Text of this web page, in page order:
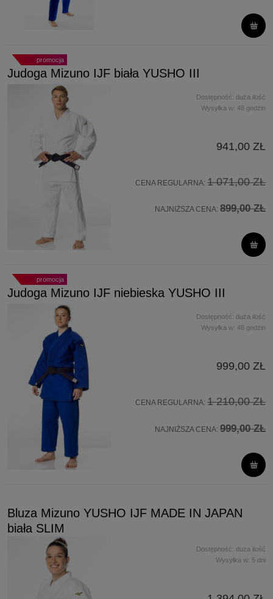
Judoga Mizuno IJF biała YUSHO III
Dostępność: duża ilość
Wysyłka w: 48 godzin
941,00 ZŁ
CENA REGULARNA: 1 071,00 ZŁ
NAJNIŻSZA CENA: 899,00 ZŁ
promocja
Judoga Mizuno IJF niebieska YUSHO III
Dostępność: duża ilość
Wysyłka w: 48 godzin
999,00 ZŁ
CENA REGULARNA: 1 210,00 ZŁ
NAJNIŻSZA CENA: 999,00 ZŁ
promocja
Bluza Mizuno YUSHO IJF MADE IN JAPAN
biała SLIM
Dostępność: duża ilość
Wysyłka w: 5 dni